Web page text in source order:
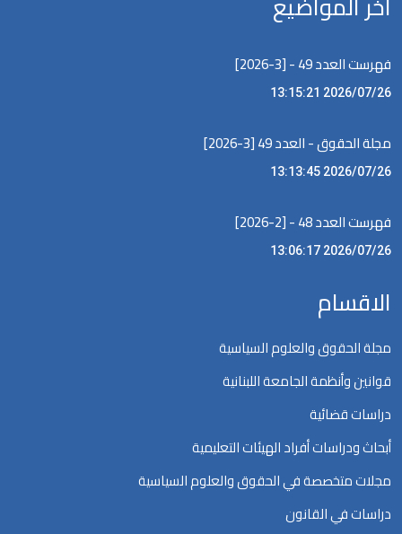
فهرست العدد 49 - [3-2026]
2026/07/26 13:15:21
مجلة الحقوق - العدد 49 [3-2026]
2026/07/26 13:13:45
فهرست العدد 48 - [2-2026]
2026/07/26 13:06:17
الاقسام
مجلة الحقوق والعلوم السياسية
قوانين وأنظمة الجامعة اللبنانية
دراسات قضائية
أبحاث ودراسات أفراد الهيئات التعليمية
مجلات متخصصة في الحقوق والعلوم السياسية
دراسات في القانون